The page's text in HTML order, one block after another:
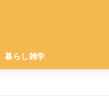
暮らし雑学